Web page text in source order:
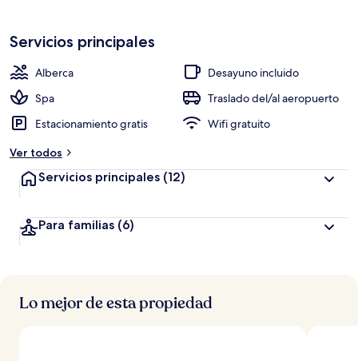
Servicios principales
Alberca
Desayuno incluido
Spa
Traslado del/al aeropuerto
Estacionamiento gratis
Wifi gratuito
Ver todos
Servicios principales (12)
Para familias (6)
Lo mejor de esta propiedad